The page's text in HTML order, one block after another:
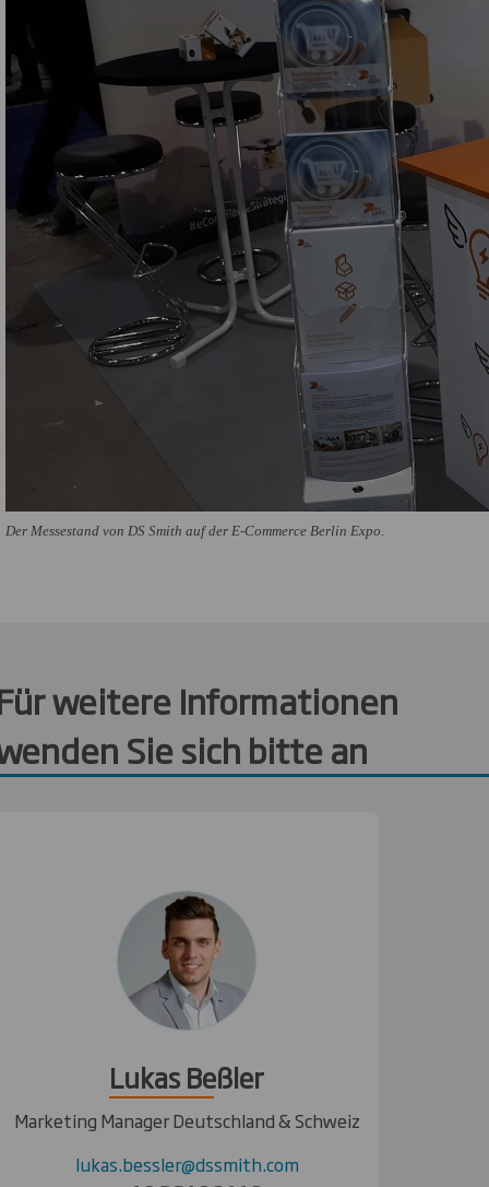
Der Messestand von DS Smith auf der E-Commerce Berlin Expo.
weitere Informationen
Sie sich bitte an
Lukas Beßler
Marketing Manager Deutschland & Schweiz
lukas.bessler@dssmith.com